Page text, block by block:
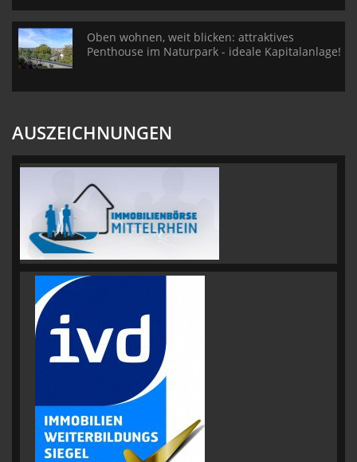
Oben wohnen, weit blicken: attraktives
Penthouse im Naturpark - ideale Kapitalanlage!
AUSZEICHNUNGEN